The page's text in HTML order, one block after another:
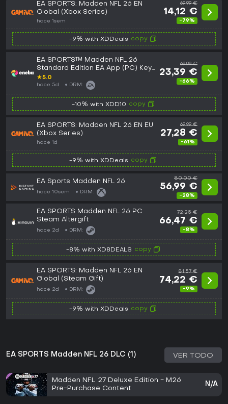
EA SPORTS: Madden NFL 26 EN
Global (Xbox Series)
hace 1sem
69,99 €
14,12 €
-79%
-9% with XDDeals copy
EA SPORTS™ Madden NFL 26
Standard Edition EA App (PC) Key
EUROPE
★5.0
hace 5d DRM:
69,99 €
23,39 €
-66%
-10% with XDD10 copy
EA SPORTS: Madden NFL 26 EN EU
(Xbox Series)
hace 1d
69,99 €
27,28 €
-61%
-9% with XDDeals copy
EA Sports Madden NFL 26
hace 10sem DRM:
80,00 €
56,99 €
-28%
EA SPORTS Madden NFL 26 PC
Steam Altergift
hace 2d DRM:
72,25 €
66,47 €
-8%
-8% with XD8DEALS copy
EA SPORTS: Madden NFL 26 EN
Global (Steam Gift)
hace 2d DRM:
81,57 €
74,22 €
-9%
-9% with XDDeals copy
EA SPORTS Madden NFL 26 DLC (1) VER TODO
Madden NFL 27 Deluxe Edition - M26
Pre-Purchase Content
N/A